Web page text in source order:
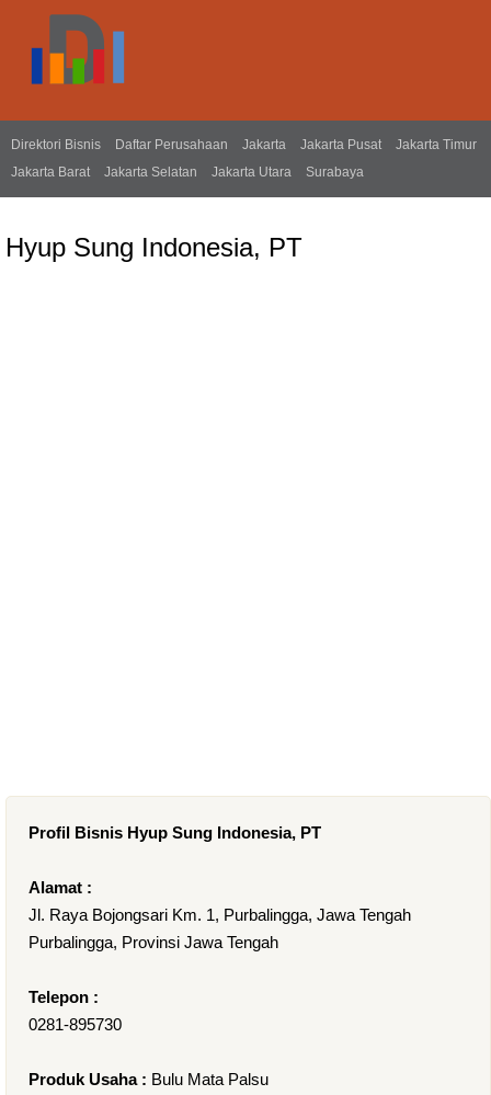
Direktori Bisnis Daftar Perusahaan Jakarta Jakarta Pusat
Jakarta Timur
Jakarta Barat
Jakarta Selatan Jakarta Utara Surabaya
Hyup Sung Indonesia, PT
Profil Bisnis Hyup Sung Indonesia, PT
Alamat :
Jl. Raya Bojongsari Km. 1, Purbalingga, Jawa Tengah
Purbalingga, Provinsi Jawa Tengah
Telepon :
0281-895730
Produk Usaha : Bulu Mata Palsu